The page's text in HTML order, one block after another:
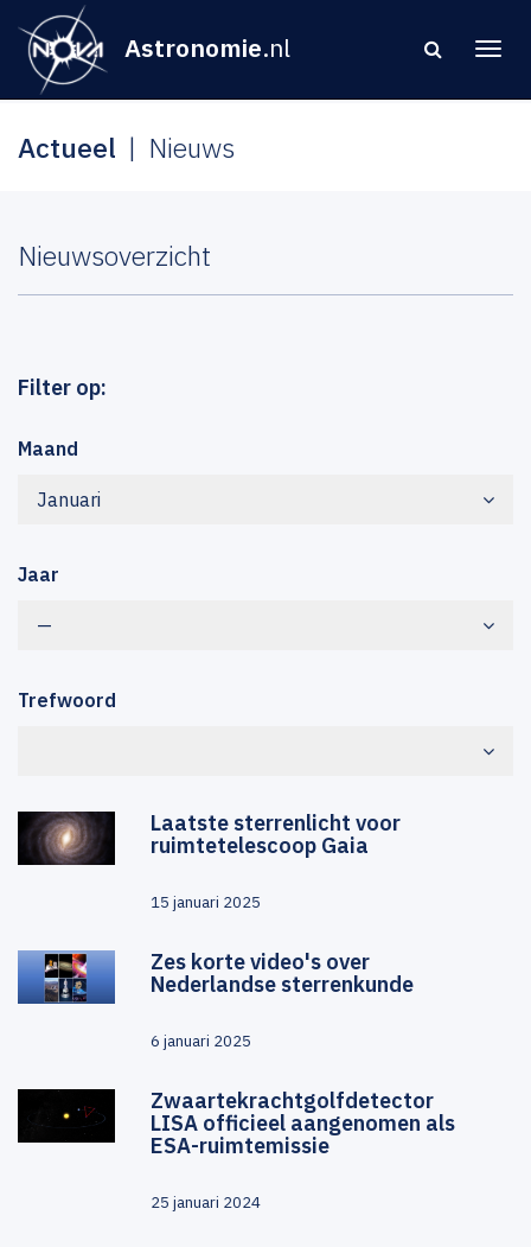
Astronomie.nl
Actueel Nieuws
Nieuwsoverzicht
Filter op:
Maand
Januari
Jaar
—
Trefwoord
Laatste sterrenlicht voor
ruimtetelescoop Gaia
15 januari 2025
Zes korte video's over
Nederlandse sterrenkunde
6 januari 2025
Zwaartekrachtgolfdetector
LISA officieel aangenomen als
ESA-ruimtemissie
25 januari 2024